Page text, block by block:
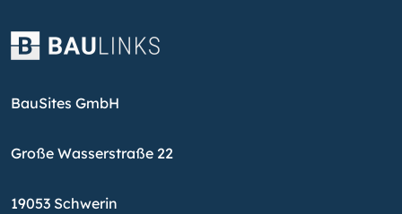
BauSites GmbH
Große Wasserstraße 22
19053 Schwerin